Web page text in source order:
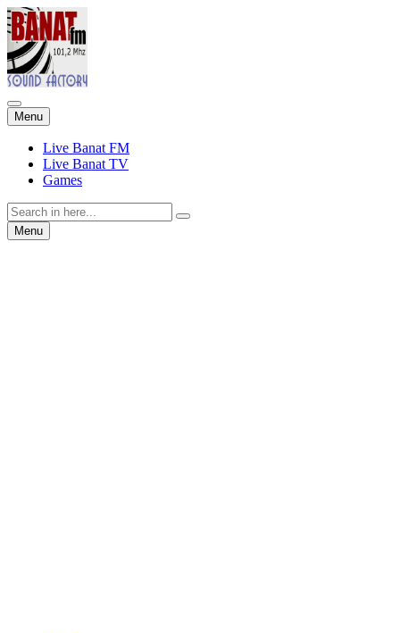
Menu Skip
to
content
Live Banat FM
Live Banat TV
Games
Search
for:Menu Skip
to